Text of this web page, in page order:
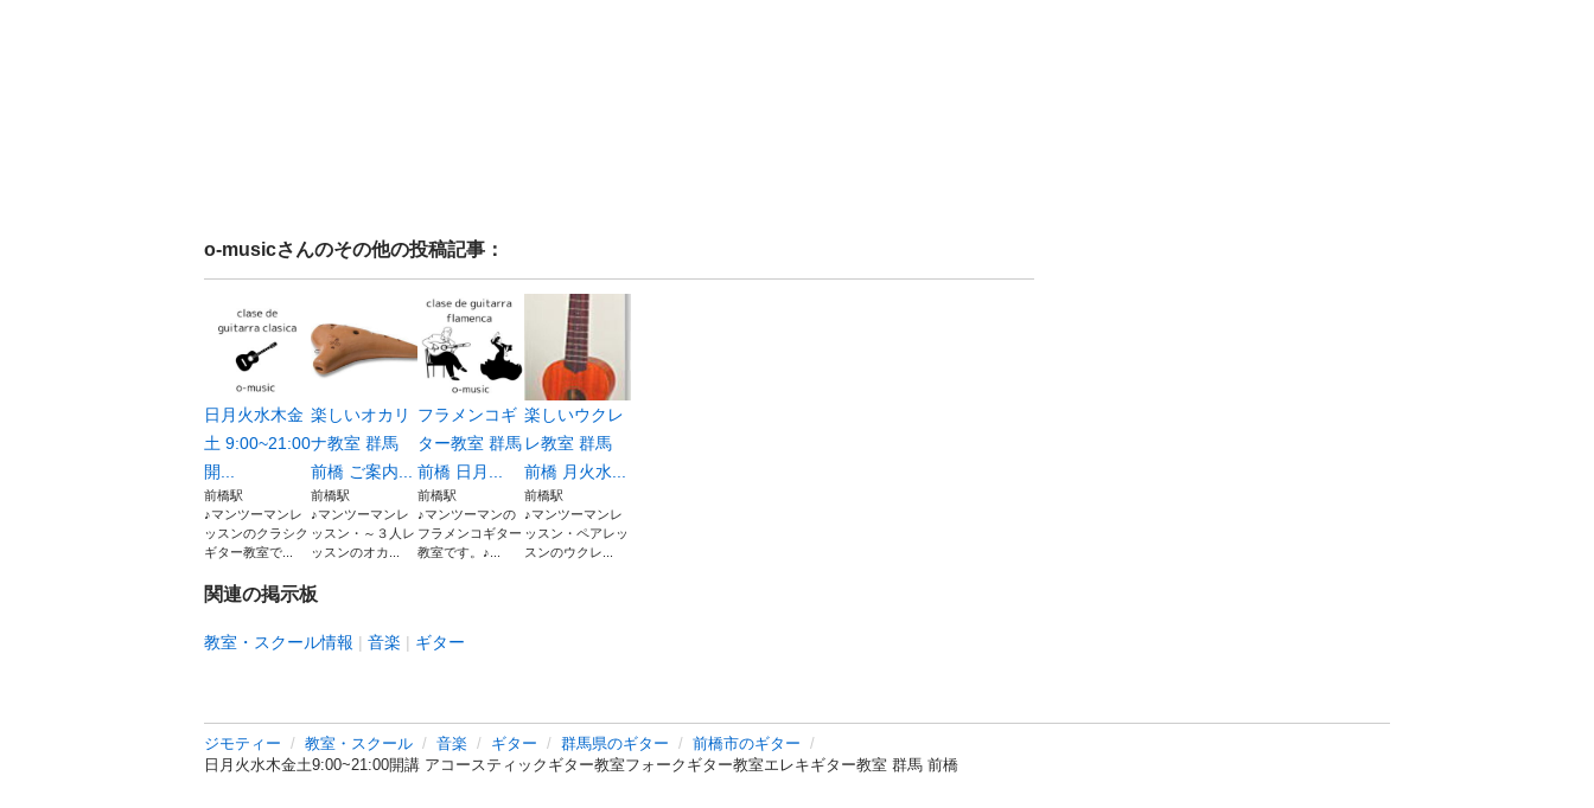
o-musicさんのその他の投稿記事：
日月火水木金
土 9:00~21:00
開...
前橋駅
♪マンツーマンレ
ッスンのクラシク
ギター教室で...
楽しいオカリ
ナ教室 群馬
前橋 ご案内...
前橋駅
♪マンツーマンレ
ッスン・～３人レ
ッスンのオカ...
フラメンコギ
ター教室 群馬
前橋 日月...
前橋駅
♪マンツーマンの
フラメンコギター
教室です。♪...
楽しいウクレ
レ教室 群馬
前橋 月火水...
前橋駅
♪マンツーマンレ
ッスン・ペアレッ
スンのウクレ...
関連の掲示板
教室・スクール情報 音楽 ギター
ジモティー 教室・スクール 音楽 ギター 群馬県のギター
前橋市のギター
日月火水木金土9:00~21:00開講 アコースティックギター教室フォークギター教室エレキギター教室 群馬 前橋